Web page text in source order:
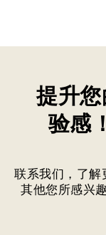
提升您
验感
联系我们，了解
其他您所感兴